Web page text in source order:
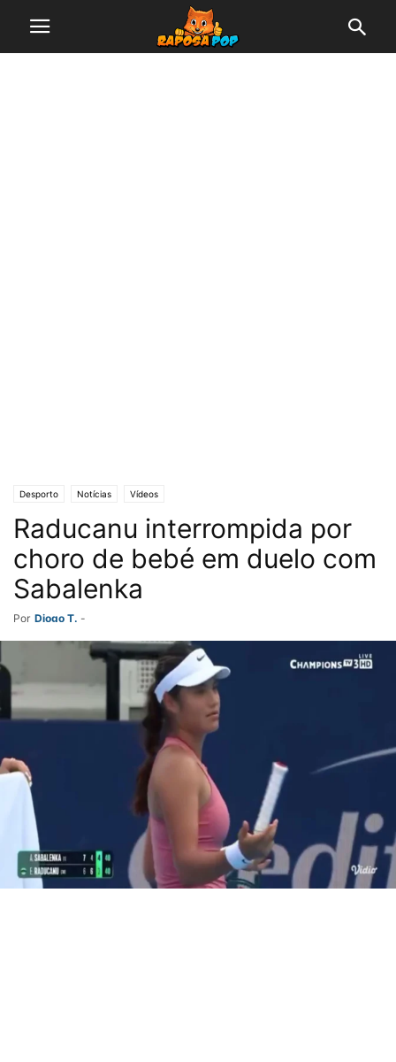
Desporto Notícias Vídeos
Raducanu interrompida por
choro de bebé em duelo com
Sabalenka
Por Diogo T. -